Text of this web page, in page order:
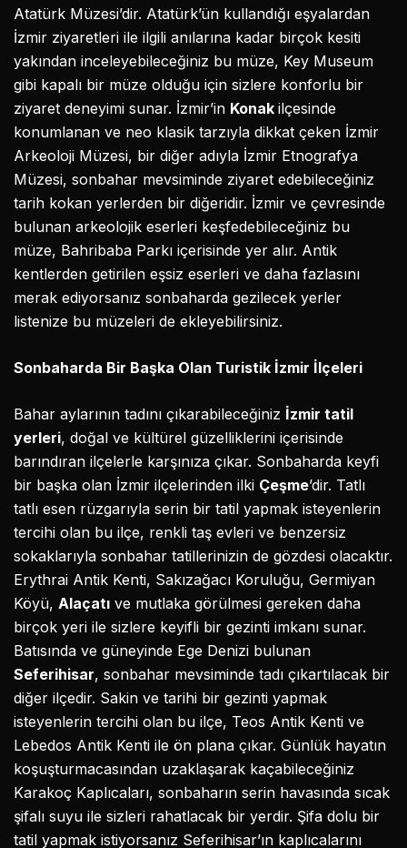
Atatürk Müzesi’dir. Atatürk’ün kullandığı eşyalardan
İzmir ziyaretleri ile ilgili anılarına kadar birçok kesiti
yakından inceleyebileceğiniz bu müze, Key Museum
gibi kapalı bir müze olduğu için sizlere konforlu bir
ziyaret deneyimi sunar. İzmir’in Konak ilçesinde
konumlanan ve neo klasik tarzıyla dikkat çeken İzmir
Arkeoloji Müzesi, bir diğer adıyla İzmir Etnografya
Müzesi, sonbahar mevsiminde ziyaret edebileceğiniz
tarih kokan yerlerden bir diğeridir. İzmir ve çevresinde
bulunan arkeolojik eserleri keşfedebileceğiniz bu
müze, Bahribaba Parkı içerisinde yer alır. Antik
kentlerden getirilen eşsiz eserleri ve daha fazlasını
merak ediyorsanız sonbaharda gezilecek yerler
listenize bu müzeleri de ekleyebilirsiniz.
Sonbaharda Bir Başka Olan Turistik İzmir İlçeleri
Bahar aylarının tadını çıkarabileceğiniz İzmir tatil
yerleri, doğal ve kültürel güzelliklerini içerisinde
barındıran ilçelerle karşınıza çıkar. Sonbaharda keyfi
bir başka olan İzmir ilçelerinden ilki Çeşme’dir. Tatlı
tatlı esen rüzgarıyla serin bir tatil yapmak isteyenlerin
tercihi olan bu ilçe, renkli taş evleri ve benzersiz
sokaklarıyla sonbahar tatillerinizin de gözdesi olacaktır.
Erythrai Antik Kenti, Sakızağacı Koruluğu, Germiyan
Köyü, Alaçatı ve mutlaka görülmesi gereken daha
birçok yeri ile sizlere keyifli bir gezinti imkanı sunar.
Batısında ve güneyinde Ege Denizi bulunan
Seferihisar, sonbahar mevsiminde tadı çıkartılacak bir
diğer ilçedir. Sakin ve tarihi bir gezinti yapmak
isteyenlerin tercihi olan bu ilçe, Teos Antik Kenti ve
Lebedos Antik Kenti ile ön plana çıkar. Günlük hayatın
koşuşturmacasından uzaklaşarak kaçabileceğiniz
Karakoç Kaplıcaları, sonbaharın serin havasında sıcak
şifalı suyu ile sizleri rahatlacak bir yerdir. Şifa dolu bir
tatil yapmak istiyorsanız Seferihisar’ın kaplıcalarını